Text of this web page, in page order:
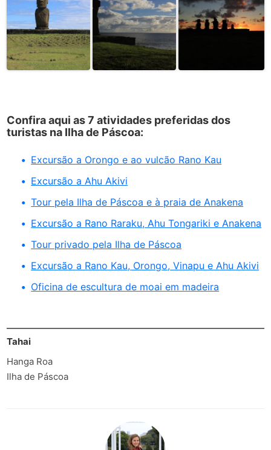
Confira aqui as 7 atividades preferidas dos
turistas na Ilha de Páscoa:
Excursão a Orongo e ao vulcão Rano Kau
Excursão a Ahu Akivi
Tour pela Ilha de Páscoa e à praia de Anakena
Excursão a Rano Raraku, Ahu Tongariki e Anakena
Tour privado pela Ilha de Páscoa
Excursão a Rano Kau, Orongo, Vinapu e Ahu Akivi
Oficina de escultura de moai em madeira
Tahai
Hanga Roa
Ilha de Páscoa